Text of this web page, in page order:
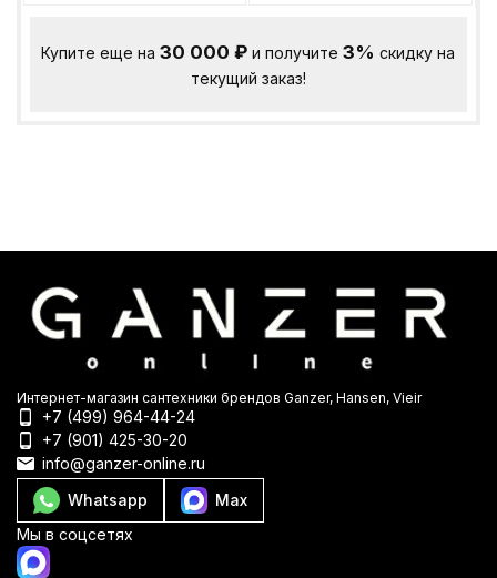
Купите еще на30 000₽ и получите3% скидку на
текущий заказ!
Интернет-магазин сантехники брендов Ganzer, Hansen, Vieir
+7 (499) 964-44-24
+7 (901) 425-30-20
info@ganzer-online.ru
Whatsapp
Max
Мы в соцсетях